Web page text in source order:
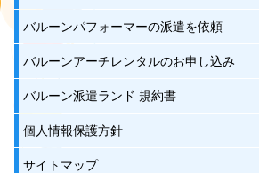
バルーンパフォーマーの派遣を依頼
バルーンアーチレンタルのお申し込み
バルーン派遣ランド 規約書
個人情報保護方針
サイトマップ